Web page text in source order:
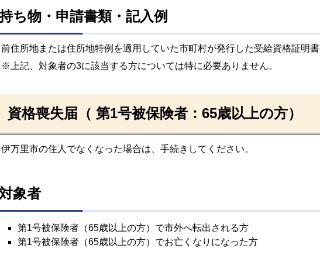
ち物・申請書類・記入例
前住所地または住所地特例を適用していた市町村が発行した受給資格証明書
※上記、対象者の3に該当する方については特に必要ありません。
資格喪失届（ 第1号被保険者：65歳以上の方）
伊万里市の住人でなくなった場合は、手続きしてください。
象者
第1号被保険者（65歳以上の方）で市外へ転出される方
第1号被保険者（65歳以上の方）でお亡くなりになった方